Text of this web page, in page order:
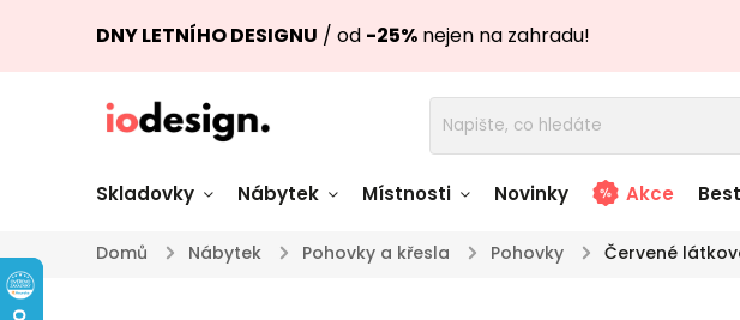
DNY LETNÍHO DESIGNU / od -25% nejen na zahradu!
Skladovky
Židle skladem Stoly skladem
Nábytek Místnosti Novinky Akce
Domů / Nábytek / Pohovky a křesla / Pohovky / Červené